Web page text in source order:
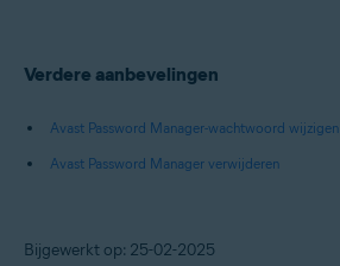
Verdere aanbevelingen
Avast Password Manager-wachtwoord wijzigen
Avast Password Manager verwijderen
Bijgewerkt op: 25-02-2025